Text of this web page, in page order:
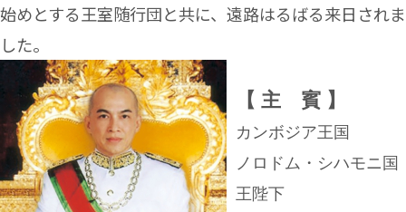
始めとする王室随行団と共に、遠路はるばる来日されま
した。
【 主 賓 】
カンボジア王国
ノロドム・シハモニ国
王陛下